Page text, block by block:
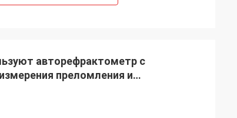
авторефрактометр с
преломления и